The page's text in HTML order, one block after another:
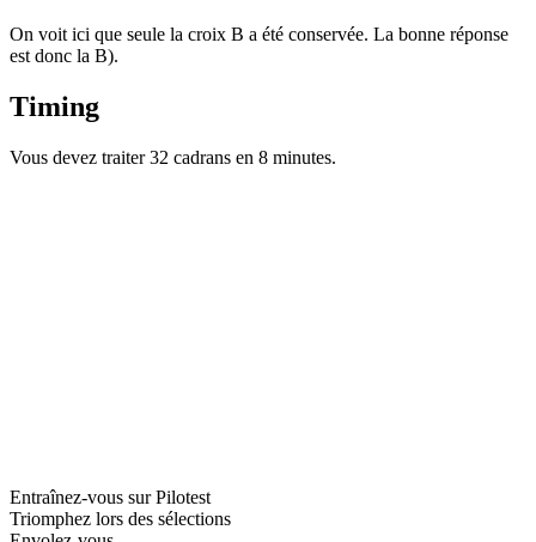
On voit ici que seule la croix B a été conservée. La bonne réponse
est donc la B).
Timing
Vous devez traiter 32 cadrans en 8 minutes.
Entraînez-vous sur Pilotest
Triomphez lors des sélections